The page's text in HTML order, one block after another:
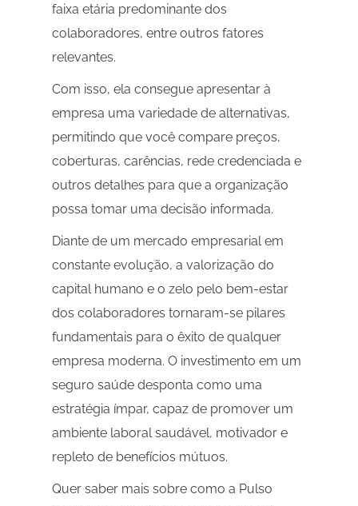
faixa etária predominante dos
colaboradores, entre outros fatores
relevantes.
Com isso, ela consegue apresentar à
empresa uma variedade de alternativas,
permitindo que você compare preços,
coberturas, carências, rede credenciada e
outros detalhes para que a organização
possa tomar uma decisão informada.
Diante de um mercado empresarial em
constante evolução, a valorização do
capital humano e o zelo pelo bem-estar
dos colaboradores tornaram-se pilares
fundamentais para o êxito de qualquer
empresa moderna. O investimento em um
seguro saúde desponta como uma
estratégia ímpar, capaz de promover um
ambiente laboral saudável, motivador e
repleto de benefícios mútuos.
Quer saber mais sobre como a Pulso